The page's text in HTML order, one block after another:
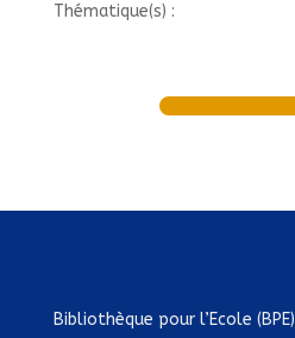
Thématique(s) :
Bibliothèque pour l’Ecole (BPE)